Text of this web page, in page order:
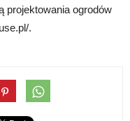
projektowania ogrodów
.